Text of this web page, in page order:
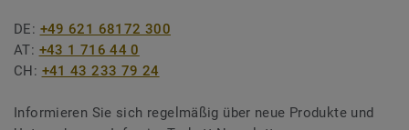
DE: +49 621 68172 300
AT: +43 1 716 44 0
CH: +41 43 233 79 24
Informieren Sie sich regelmäßig über neue Produkte und